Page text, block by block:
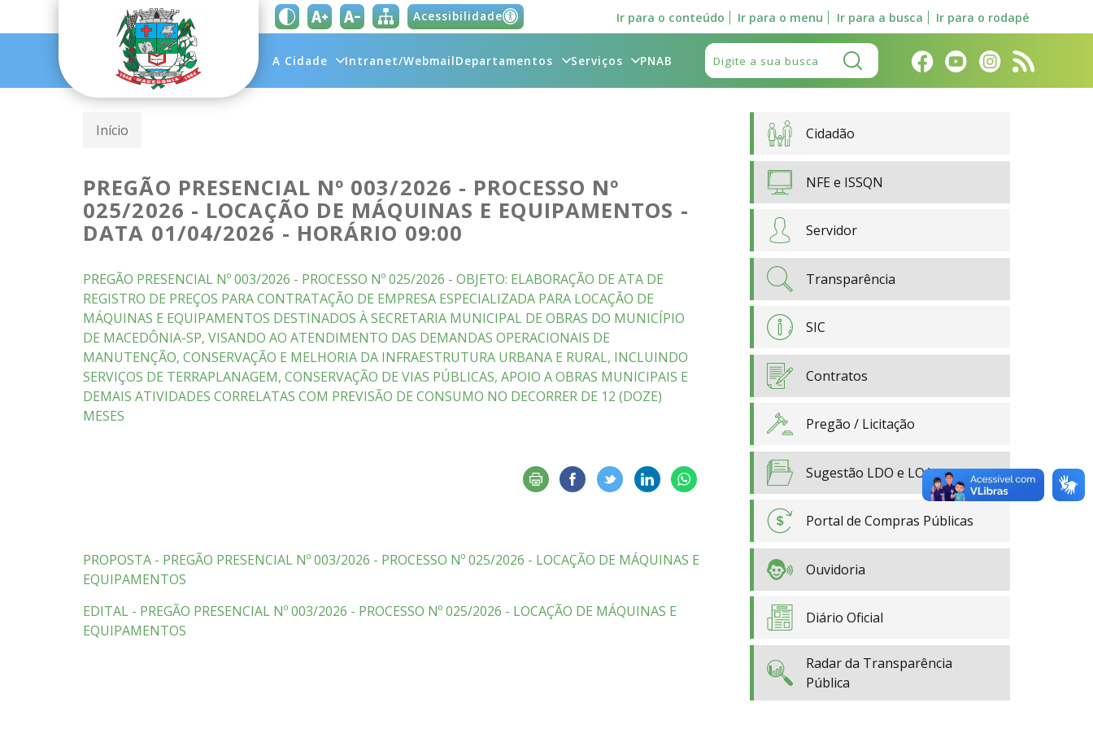
Acessibilidade Ir para o conteúdo Ir para o menu Ir para a busca Ir para o rodapé
A Cidade Intranet/WebmailDepartamentos Serviços PNAB Pesquisar:
Início
PREGÃO PRESENCIAL Nº 003/2026 - PROCESSO Nº
025/2026 - LOCAÇÃO DE MÁQUINAS E EQUIPAMENTOS -
DATA 01/04/2026 - HORÁRIO 09:00
PREGÃO PRESENCIAL Nº 003/2026 - PROCESSO Nº 025/2026 - OBJETO: ELABORAÇÃO DE ATA DE
REGISTRO DE PREÇOS PARA CONTRATAÇÃO DE EMPRESA ESPECIALIZADA PARA LOCAÇÃO DE
MÁQUINAS E EQUIPAMENTOS DESTINADOS À SECRETARIA MUNICIPAL DE OBRAS DO MUNICÍPIO
DE MACEDÔNIA-SP, VISANDO AO ATENDIMENTO DAS DEMANDAS OPERACIONAIS DE
MANUTENÇÃO, CONSERVAÇÃO E MELHORIA DA INFRAESTRUTURA URBANA E RURAL, INCLUINDO
SERVIÇOS DE TERRAPLANAGEM, CONSERVAÇÃO DE VIAS PÚBLICAS, APOIO A OBRAS MUNICIPAIS E
DEMAIS ATIVIDADES CORRELATAS COM PREVISÃO DE CONSUMO NO DECORRER DE 12 (DOZE)
MESES
PROPOSTA - PREGÃO PRESENCIAL Nº 003/2026 - PROCESSO Nº 025/2026 - LOCAÇÃO DE MÁQUINAS E
EQUIPAMENTOS
EDITAL - PREGÃO PRESENCIAL Nº 003/2026 - PROCESSO Nº 025/2026 - LOCAÇÃO DE MÁQUINAS E
EQUIPAMENTOS
Cidadão
NFE e ISSQN
Servidor
Transparência
SIC
Contratos
Pregão / Licitação
Sugestão LDO e LOA
Portal de Compras Públicas
Ouvidoria
Diário Oficial
Radar da Transparência
Pública